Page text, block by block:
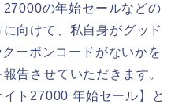
の年始セールなどの
向けて、私自身がグッド
ーポンコードがないかを
告させていただきます。
ト27000 年始セール】と